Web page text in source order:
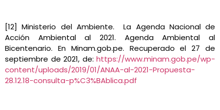
[12] Ministerio del Ambiente. La Agenda Nacional de
Acción Ambiental al 2021. Agenda Ambiental al
Bicentenario. En Minam.gob.pe. Recuperado el 27 de
septiembre de 2021, de: https://www.minam.gob.pe/wp-
content/uploads/2019/01/ANAA-al-2021-Propuesta-
28.12.18-consulta-p%C3%BAblica.pdf